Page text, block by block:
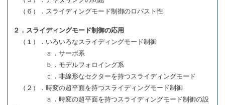
（６）．スライディングモード制御のロバスト性
２．スライディングモード制御の応用
（１）．いろいろなスライディングモード制御
ａ．サーボ系
ｂ．モデルフォロイング系
ｃ．非線形なセクターを持つスライディングモード
（２）．時変の超平面を持つスライディングモード制御
ａ．時変の超平面を持つスライディングモード制御の設